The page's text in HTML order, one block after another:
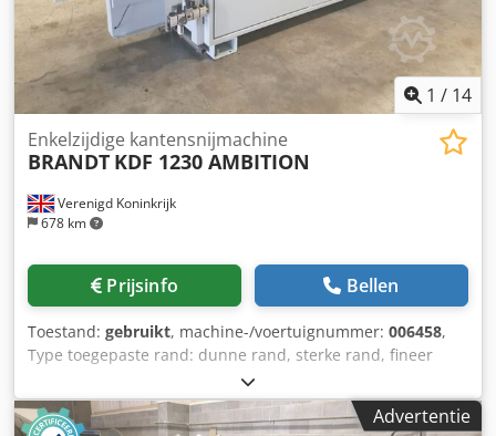
1 / 14
Verenigd Koninkrijk
678 km
Enkelzijdige kantensnijmachine
BRANDT KDF 1230 AMBITION
Prijsinfo Bellen
Toestand: gebruikt, machine-/voertuignummer: 006458,
Type toegepaste rand: dunne rand, sterke rand, fineer
Lijmsysteem: EVA voegen frezen: ja Dcjdenzrt Aepfx Amnek
Multifunctionele eenheid: ja Max. snelheid: 11 m/min
Maximale paneeldikte: 50 mm
Advertentie